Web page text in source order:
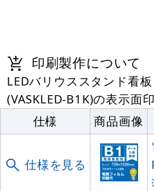
印刷製作について
LEDバリウススタンド看
(VASKLED-B1K)の表示面
仕様
商品画像
仕様を見る